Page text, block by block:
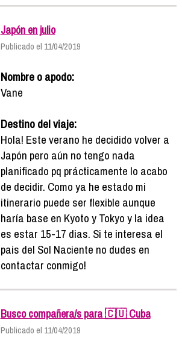
Japón en julio
Publicado el 11/04/2019
Nombre o apodo:
Vane
Destino del viaje:
Hola! Este verano he decidido volver a
Japón pero aún no tengo nada
planificado pq prácticamente lo acabo
de decidir. Como ya he estado mi
itinerario puede ser flexible aunque
haría base en Kyoto y Tokyo y la idea
es estar 15-17 dias. Si te interesa el
pais del Sol Naciente no dudes en
contactar conmigo!
Busco compañera/s para 🇨🇺 Cuba
Publicado el 11/04/2019